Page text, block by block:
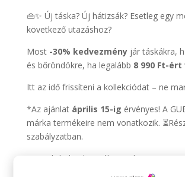
👜✨ Új táska? Új hátizsák? Esetleg egy
következő utazáshoz?
Most -30% kedvezményjár táskákra,
és bőröndökre, ha legalább 8 990 Ft-
Itt az idő frissíteni a kollekciódat – ne
*Az ajánlat április 15-ig érvényes! A
márka termékeire nem vonatkozik.
szabályzatban.
Te melyik darabot választod? 👀